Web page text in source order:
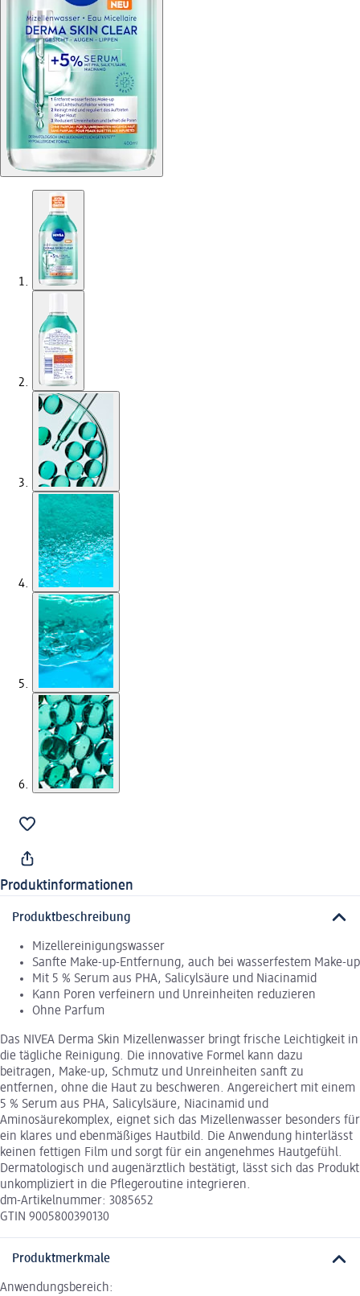
Produktinformationen
Produktbeschreibung
Mizellereinigungswasser
Sanfte Make-up-Entfernung, auch bei wasserfestem Make-up
Mit 5 % Serum aus PHA, Salicylsäure und Niacinamid
Kann Poren verfeinern und Unreinheiten reduzieren
Ohne Parfum
Das NIVEA Derma Skin Mizellenwasser bringt frische Leichtigkeit in
die tägliche Reinigung. Die innovative Formel kann dazu
beitragen, Make-up, Schmutz und Unreinheiten sanft zu
entfernen, ohne die Haut zu beschweren. Angereichert mit einem
5 % Serum aus PHA, Salicylsäure, Niacinamid und
Aminosäurekomplex, eignet sich das Mizellenwasser besonders für
ein klares und ebenmäßiges Hautbild. Die Anwendung hinterlässt
keinen fettigen Film und sorgt für ein angenehmes Hautgefühl.
Dermatologisch und augenärztlich bestätigt, lässt sich das Produkt
unkompliziert in die Pflegeroutine integrieren.
dm-Artikelnummer: 3085652
GTIN 9005800390130
Produktmerkmale
Anwendungsbereich: